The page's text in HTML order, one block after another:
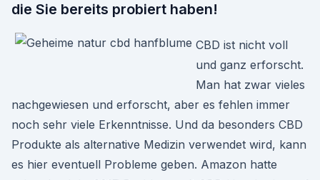
die Sie bereits probiert haben!
CBD ist nicht voll
und ganz erforscht.
Man hat zwar vieles
nachgewiesen und erforscht, aber es fehlen immer
noch sehr viele Erkenntnisse. Und da besonders CBD
Produkte als alternative Medizin verwendet wird, kann
es hier eventuell Probleme geben. Amazon hatte